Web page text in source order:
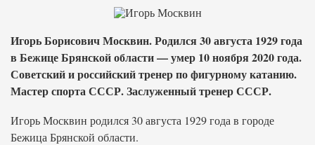
Игорь Борисович Москвин. Родился 30 августа 1929 года
в Бежице Брянской области — умер 10 ноября 2020 года.
Советский и российский тренер по фигурному катанию.
Мастер спорта СССР. Заслуженный тренер СССР.
Игорь Москвин родился 30 августа 1929 года в городе
Бежица Брянской области.